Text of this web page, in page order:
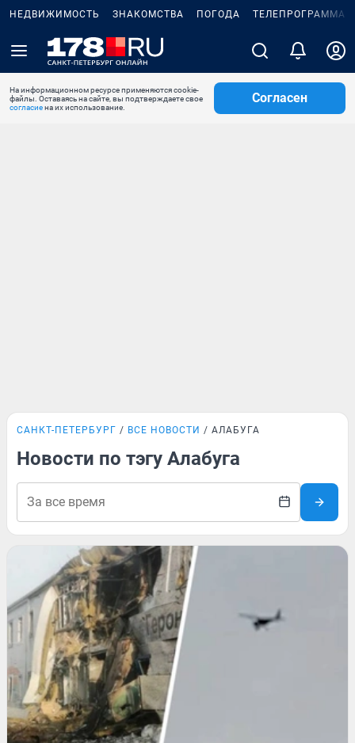
НЕДВИЖИМОСТЬ ЗНАКОМСТВА ПОГОДА ТЕЛЕПРОГРАММА
На информационном ресурсе применяются cookie-
файлы. Оставаясь на сайте, вы подтверждаете свое
согласиена их использование.
Согласен
САНКТ-ПЕТЕРБУРГ ВСЕ НОВОСТИ АЛАБУГА
Новости по тэгу Алабуга